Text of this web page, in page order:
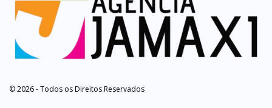
© 2026 - Todos os Direitos Reservados